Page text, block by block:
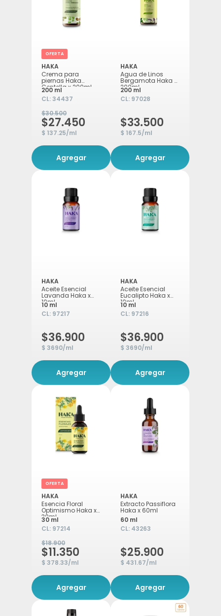
OFERTA
HAKA
Crema para
piernas Haka
Centella x 200ml
200 ml
CL:34437
$30.500
$27.450
$ 137.25/ml
Agregar
HAKA
Agua de Linos
Bergamota Haka x
200ml
200 ml
CL: 97028
$33.500
$ 167.5/ml
Agregar
HAKA
Aceite Esencial
Lavanda Haka x
10ml
10 ml
CL: 97217
$36.900
$ 3690/ml
Agregar
HAKA
Aceite Esencial
Eucalipto Haka x
10ml
10 ml
CL: 97216
$36.900
$ 3690/ml
Agregar
OFERTA
HAKA
Esencia Floral
Optimismo Haka x
30ml
30 ml
CL: 97214
$18.900
$11.350
$ 378.33/ml
Agregar
HAKA
Extracto Passiflora
Haka x 60ml
60 ml
CL: 43263
$25.900
$ 431.67/ml
Agregar